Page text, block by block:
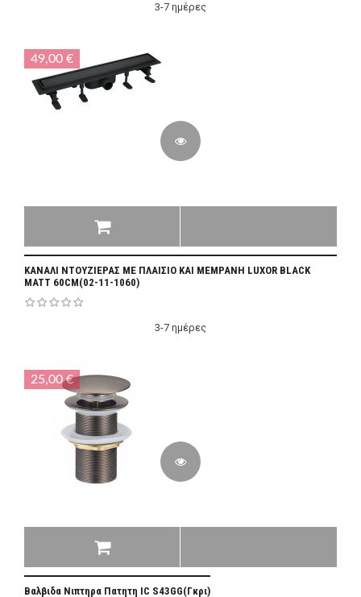
3-7 ημέρες
49,00 €
ΚΑΝΑΛΙ ΝΤΟΥΖΙΕΡΑΣ ΜΕ ΠΛΑΙΣΙΟ ΚΑΙ ΜΕΜΡΑΝΗ LUXOR BLACK
MATT 60CM(02-11-1060)
3-7 ημέρες
25,00 €
Βαλβιδα Νιπτηρα Πατητη ΙC S43GG(Γκρι)